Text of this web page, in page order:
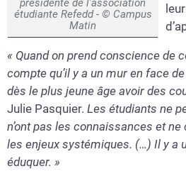
présidente de l’association
étudiante Refedd - © Campus
Matin
« Quand on prend conscience de
compte qu’il y a un mur en face
dès le plus jeune âge avoir des
Julie Pasquier. Les étudiants ne
n’ont pas les connaissances et
les enjeux systémiques. (…) Il y a
éduquer. »